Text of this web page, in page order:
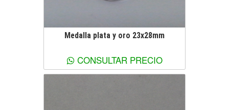
Ver más información
Medalla plata y oro 23x28mm
CONSULTAR PRECIO